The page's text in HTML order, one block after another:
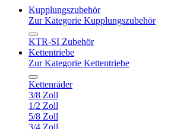
Kupplungszubehör
Zur Kategorie Kupplungszubehör
KTR-SI Zubehör
Kettentriebe
Zur Kategorie Kettentriebe
Kettenräder
3/8 Zoll
1/2 Zoll
5/8 Zoll
3/4 Zoll